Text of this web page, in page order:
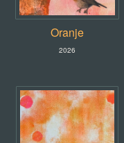
Oranje
2026